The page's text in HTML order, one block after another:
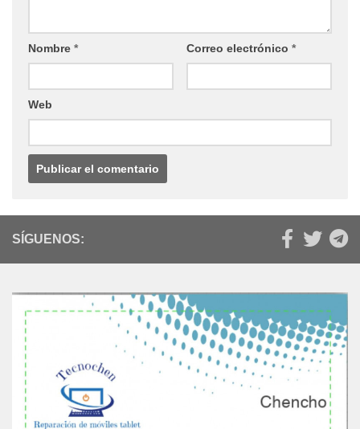
Nombre * Correo electrónico *
Web
SÍGUENOS: